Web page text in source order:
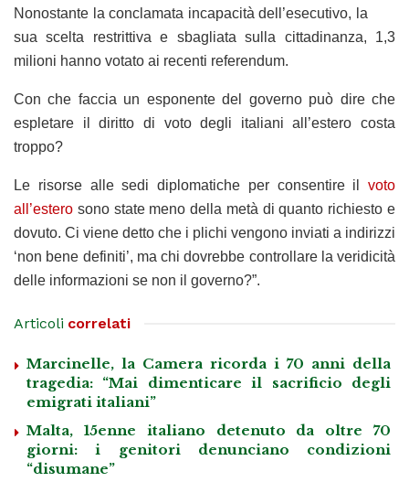
Nonostante la conclamata incapacità dell’esecutivo, la
sua scelta restrittiva e sbagliata sulla cittadinanza, 1,3
milioni hanno votato ai recenti referendum.
Con che faccia un esponente del governo può dire che
espletare il diritto di voto degli italiani all’estero costa
troppo?
Le risorse alle sedi diplomatiche per consentire il voto
all’estero sono state meno della metà di quanto richiesto e
dovuto. Ci viene detto che i plichi vengono inviati a indirizzi
‘non bene definiti’, ma chi dovrebbe controllare la veridicità
delle informazioni se non il governo?”.
Articoli correlati
Marcinelle, la Camera ricorda i 70 anni della
tragedia: “Mai dimenticare il sacrificio degli
emigrati italiani”
Malta, 15enne italiano detenuto da oltre 70
giorni: i genitori denunciano condizioni
“disumane”